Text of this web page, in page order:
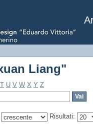
Liang"
Liang"
T U V W X Y Z
Risultati: